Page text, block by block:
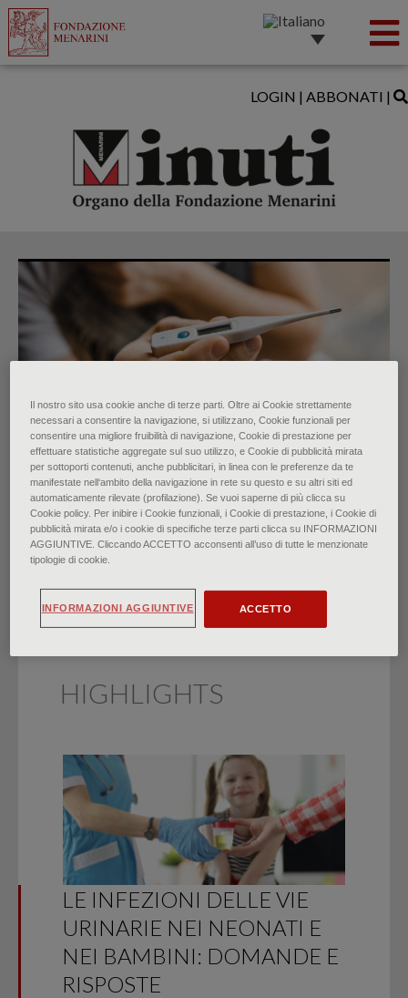
LOGIN | ABBONATI |
La febbre di origine
sconosciuta negli adulti
di Aïsha David, Jeffrey D. Quinlan ∙ Aprile 2022
HIGHLIGHTS
LE INFEZIONI DELLE VIE
URINARIE NEI NEONATI E
NEI BAMBINI: DOMANDE E
RISPOSTE
Il nostro sito usa cookie anche di terze parti. Oltre ai Cookie strettamente
necessari a consentire la navigazione, si utilizzano, Cookie funzionali per
consentire una migliore fruibilità di navigazione, Cookie di prestazione per
effettuare statistiche aggregate sul suo utilizzo, e Cookie di pubblicità mirata
per sottoporti contenuti, anche pubblicitari, in linea con le preferenze da te
manifestate nell‘ambito della navigazione in rete su questo e su altri siti ed
automaticamente rilevate (profilazione). Se vuoi saperne di più clicca su
Cookie policy. Per inibire i Cookie funzionali, i Cookie di prestazione, i Cookie di
pubblicità mirata e/o i cookie di specifiche terze parti clicca su INFORMAZIONI
AGGIUNTIVE. Cliccando ACCETTO acconsenti all’uso di tutte le menzionate
tipologie di cookie.
ACCETTO
INFORMAZIONI AGGIUNTIVE